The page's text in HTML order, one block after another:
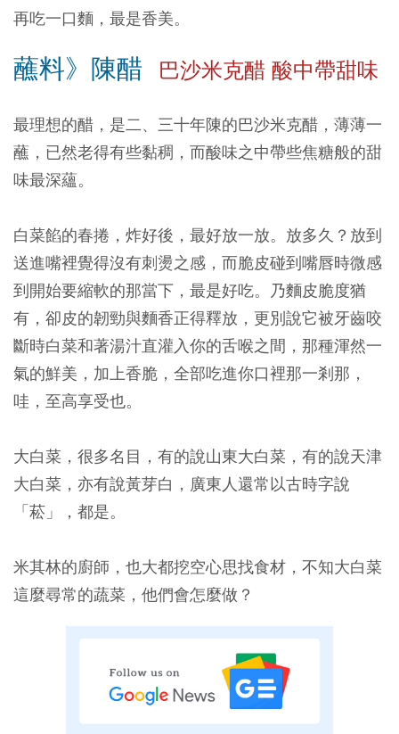
再吃一口麵，最是香美。
蘸料》陳醋 巴沙米克醋 酸中帶甜味
最理想的醋，是二、三十年陳的巴沙米克醋，薄薄一
蘸，已然老得有些黏稠，而酸味之中帶些焦糖般的甜
味最深蘊。
白菜餡的春捲，炸好後，最好放一放。放多久？放到
送進嘴裡覺得沒有刺燙之感，而脆皮碰到嘴唇時微感
到開始要縮軟的那當下，最是好吃。乃麵皮脆度猶
有，卻皮的韌勁與麵香正得釋放，更別說它被牙齒咬
斷時白菜和著湯汁直灌入你的舌喉之間，那種渾然一
氣的鮮美，加上香脆，全部吃進你口裡那一剎那，
哇，至高享受也。
大白菜，很多名目，有的說山東大白菜，有的說天津
大白菜，亦有說黃芽白，廣東人還常以古時字說
「菘」，都是。
米其林的廚師，也大都挖空心思找食材，不知大白菜
這麼尋常的蔬菜，他們會怎麼做？